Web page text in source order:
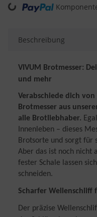
Beschreibung
VIVUM Brotmesser:
und mehr
Verabschiede dich
Brotmesser aus
alle Brotliebhaber.
Innenleben – dieses
Brotsorte und sorgt für
Aber das ist noch nicht
fester Schale lassen
schneiden.
Scharfer Wellenschliff
Der präzise